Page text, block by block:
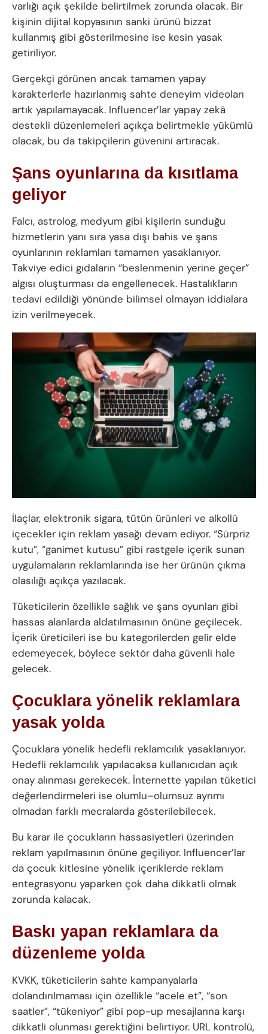
varlığı açık şekilde belirtilmek zorunda olacak. Bir
kişinin dijital kopyasının sanki ürünü bizzat
kullanmış gibi gösterilmesine ise kesin yasak
getiriliyor.
Gerçekçi görünen ancak tamamen yapay
karakterlerle hazırlanmış sahte deneyim videoları
artık yapılamayacak. Influencer’lar yapay zekâ
destekli düzenlemeleri açıkça belirtmekle yükümlü
olacak, bu da takipçilerin güvenini artıracak.
Şans oyunlarına da kısıtlama
geliyor
Falcı, astrolog, medyum gibi kişilerin sunduğu
hizmetlerin yanı sıra yasa dışı bahis ve şans
oyunlarının reklamları tamamen yasaklanıyor.
Takviye edici gıdaların “beslenmenin yerine geçer”
algısı oluşturması da engellenecek. Hastalıkların
tedavi edildiği yönünde bilimsel olmayan iddialara
izin verilmeyecek.
İlaçlar, elektronik sigara, tütün ürünleri ve alkollü
içecekler için reklam yasağı devam ediyor. “Sürpriz
kutu”, “ganimet kutusu” gibi rastgele içerik sunan
uygulamaların reklamlarında ise her ürünün çıkma
olasılığı açıkça yazılacak.
Tüketicilerin özellikle sağlık ve şans oyunları gibi
hassas alanlarda aldatılmasının önüne geçilecek.
İçerik üreticileri ise bu kategorilerden gelir elde
edemeyecek, böylece sektör daha güvenli hale
gelecek.
Çocuklara yönelik reklamlara
yasak yolda
Çocuklara yönelik hedefli reklamcılık yasaklanıyor.
Hedefli reklamcılık yapılacaksa kullanıcıdan açık
onay alınması gerekecek. İnternette yapılan tüketici
değerlendirmeleri ise olumlu–olumsuz ayrımı
olmadan farklı mecralarda gösterilebilecek.
Bu karar ile çocukların hassasiyetleri üzerinden
reklam yapılmasının önüne geçiliyor. Influencer’lar
da çocuk kitlesine yönelik içeriklerde reklam
entegrasyonu yaparken çok daha dikkatli olmak
zorunda kalacak.
Baskı yapan reklamlara da
düzenleme yolda
KVKK, tüketicilerin sahte kampanyalarla
dolandırılmaması için özellikle “acele et”, “son
saatler”, “tükeniyor” gibi pop-up mesajlarına karşı
dikkatli olunması gerektiğini belirtiyor. URL kontrolü,